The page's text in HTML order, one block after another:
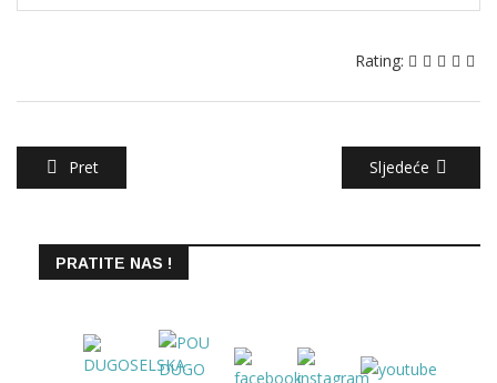
Rating:
Pret Sljedeće
PRATITE NAS !